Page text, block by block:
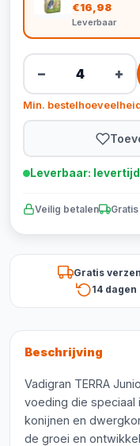
€16,98
Leverbaar
− +
Min.
Leverbaar:
Veilig betalen
Gratis
14
Beschrijving
Vadigran TERRA
voeding die
konijnen en
de groei en